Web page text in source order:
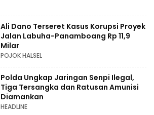
Ali Dano Terseret Kasus Korupsi Proyek
Jalan Labuha-Panamboang Rp 11,9
Milar
POJOK HALSEL
Polda Ungkap Jaringan Senpi Ilegal,
Tiga Tersangka dan Ratusan Amunisi
Diamankan
HEADLINE